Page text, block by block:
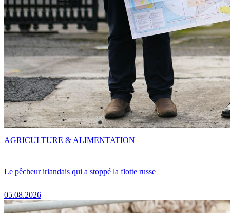
Le pêcheur irlandais qui a stoppé la flotte russe
05.08.2026
AGRICULTURE & ALIMENTATION